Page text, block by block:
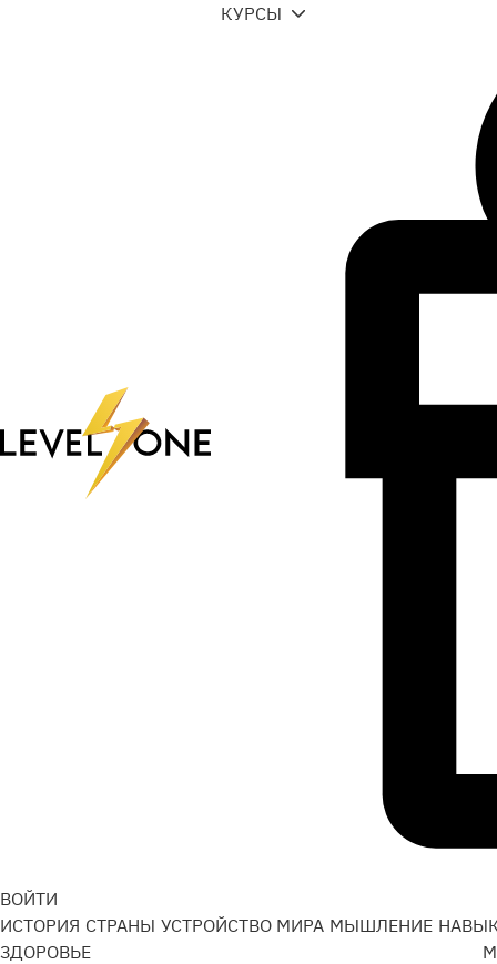
ВОЙТИ
КУРСЫ
ИСТОРИЯ СТРАНЫ УСТРОЙСТВО МИРА МЫШЛЕНИЕ
ЗДОРОВЬЕ